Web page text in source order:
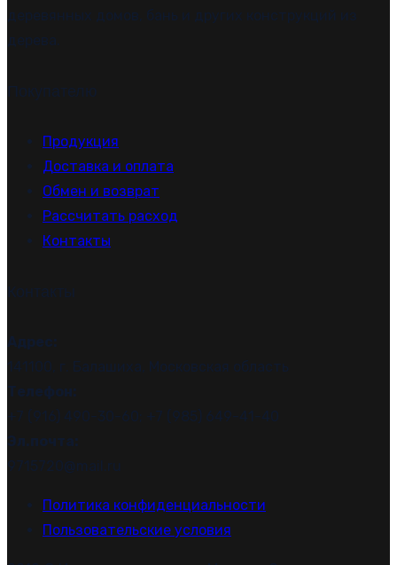
деревянных домов, бань и других конструкций из
дерева.
Покупателю
Продукция
Доставка и оплата
Обмен и возврат
Рассчитать расход
Контакты
Адрес:
141100, г. Балашиха, Московская область
Телефон:
+7 (916) 490-30-60; +7 (985) 649-41-40
Эл.почта:
9715720@mail.ru
Политика конфиденциальности
Пользовательские условия